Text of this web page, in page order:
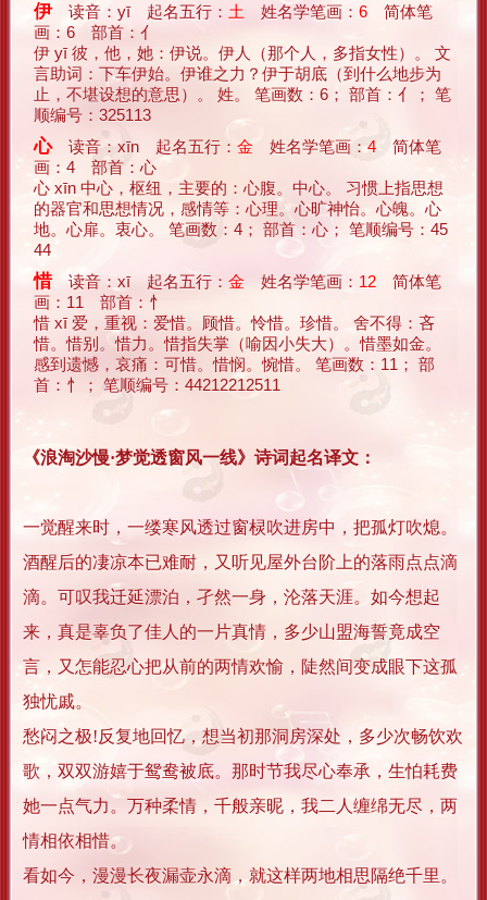
伊读音：yī 起名五行： 土 姓名学笔画： 6 简体笔
画：6 部首：亻
伊 yī 彼，他，她：伊说。伊人（那个人，多指女性）。 文
言助词：下车伊始。伊谁之力？伊于胡底（到什么地步为
止，不堪设想的意思）。 姓。 笔画数：6； 部首：亻； 笔
顺编号：325113
心读音：xīn 起名五行： 金 姓名学笔画： 4 简体笔
画：4 部首：心
心 xīn 中心，枢纽，主要的：心腹。中心。 习惯上指思想
的器官和思想情况，感情等：心理。心旷神怡。心魄。心
地。心扉。衷心。 笔画数：4； 部首：心； 笔顺编号：45
44
惜读音：xī 起名五行： 金 姓名学笔画： 12 简体笔
画：11 部首：忄
惜 xī 爱，重视：爱惜。顾惜。怜惜。珍惜。 舍不得：吝
惜。惜别。惜力。惜指失掌（喻因小失大）。惜墨如金。
感到遗憾，哀痛：可惜。惜悯。惋惜。 笔画数：11； 部
首：忄； 笔顺编号：44212212511
《浪淘沙慢·梦觉透窗风一线》诗词起名译文：
一觉醒来时，一缕寒风透过窗棂吹进房中，把孤灯吹熄。
酒醒后的凄凉本已难耐，又听见屋外台阶上的落雨点点滴
滴。可叹我迁延漂泊，孑然一身，沦落天涯。如今想起
来，真是辜负了佳人的一片真情，多少山盟海誓竟成空
言，又怎能忍心把从前的两情欢愉，陡然间变成眼下这孤
独忧戚。
愁闷之极!反复地回忆，想当初那洞房深处，多少次畅饮欢
歌，双双游嬉于鸳鸯被底。那时节我尽心奉承，生怕耗费
她一点气力。万种柔情，千般亲昵，我二人缠绵无尽，两
情相依相惜。
看如今，漫漫长夜漏壶永滴，就这样两地相思隔绝千里。